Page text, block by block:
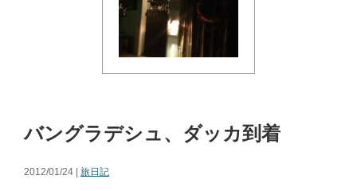
バングラデシュ、ダッカ到着
2012/01/24 | 旅日記